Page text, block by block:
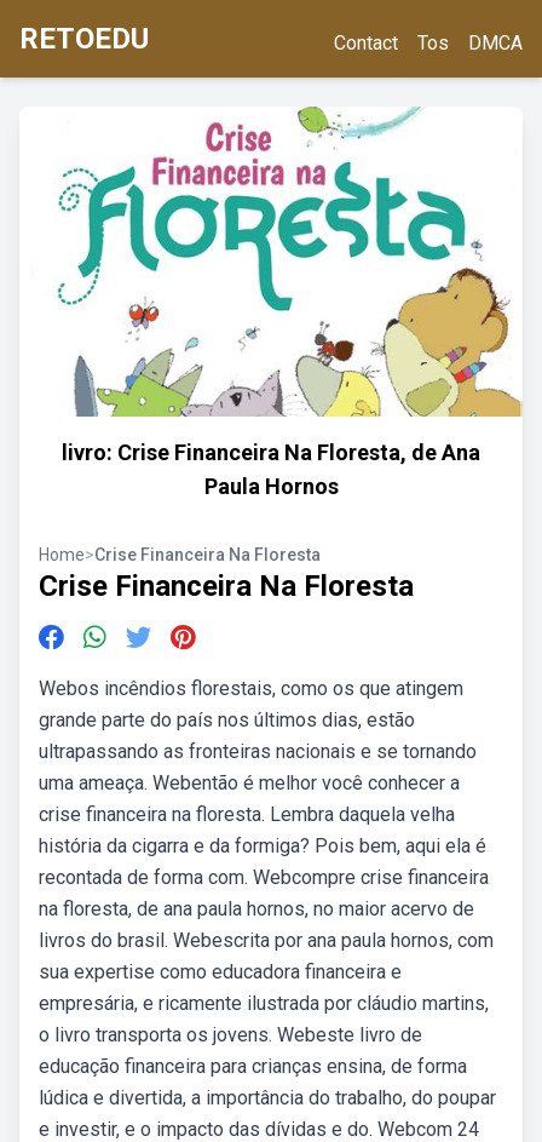
RETOEDU Contact Tos DMCA
livro: Crise Financeira Na Floresta, de Ana
Paula Hornos
Home>Crise Financeira Na Floresta
Crise Financeira Na Floresta
Webos incêndios florestais, como os que atingem
grande parte do país nos últimos dias, estão
ultrapassando as fronteiras nacionais e se tornando
uma ameaça. Webentão é melhor você conhecer a
crise financeira na floresta. Lembra daquela velha
história da cigarra e da formiga? Pois bem, aqui ela é
recontada de forma com. Webcompre crise financeira
na floresta, de ana paula hornos, no maior acervo de
livros do brasil. Webescrita por ana paula hornos, com
sua expertise como educadora financeira e
empresária, e ricamente ilustrada por cláudio martins,
o livro transporta os jovens. Webeste livro de
educação financeira para crianças ensina, de forma
lúdica e divertida, a importância do trabalho, do poupar
e investir, e o impacto das dívidas e do. Webcom 24